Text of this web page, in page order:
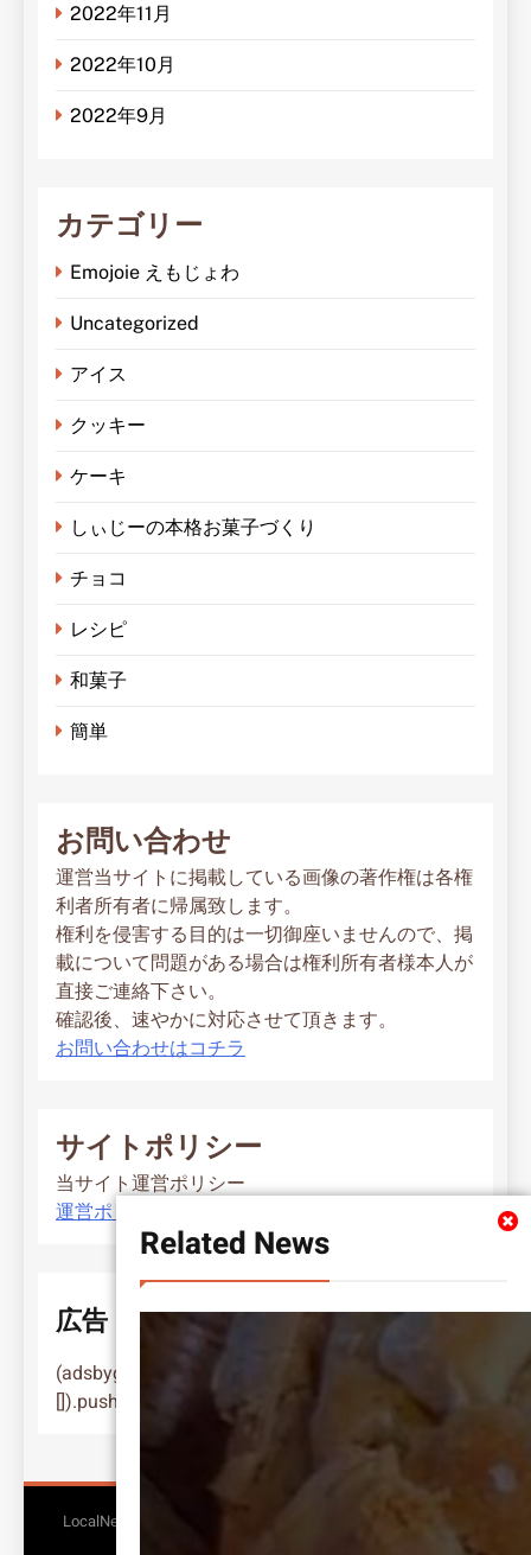
Related News
2022年11月
2022年10月
2022年9月
カテゴリー
Emojoie えもじょわ
Uncategorized
アイス
クッキー
ケーキ
しぃじーの本格お菓子づくり
チョコ
レシピ
和菓子
簡単
お問い合わせ
運営当サイトに掲載している画像の著作権は各権
利者所有者に帰属致します。
権利を侵害する目的は一切御座いませんので、掲
載について問題がある場合は権利所有者様本人が
直接ご連絡下さい。
確認後、速やかに対応させて頂きます。
お問い合わせはコチラ
サイトポリシー
当サイト運営ポリシー
運営ポリシー
広告
(adsbygoogle = window.adsbygoogle ||
[]).push({});
LocalNews - Modern WordPress Theme. All Rights Reserved